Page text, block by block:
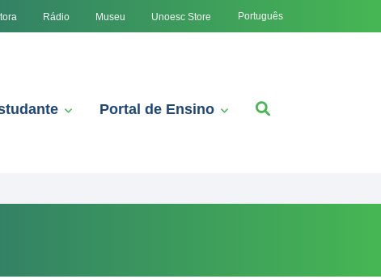
Rádio Museu Unoesc Store Português
Portal de Ensino